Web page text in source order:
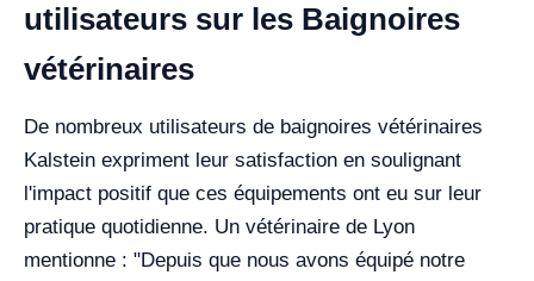
utilisateurs sur les Baignoires
vétérinaires
De nombreux utilisateurs de baignoires vétérinaires
Kalstein expriment leur satisfaction en soulignant
l'impact positif que ces équipements ont eu sur leur
pratique quotidienne. Un vétérinaire de Lyon
mentionne : "Depuis que nous avons équipé notre